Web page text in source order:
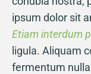
ipsum dolor sit
Etiam interdum
ligula. Aliquam
fermentum